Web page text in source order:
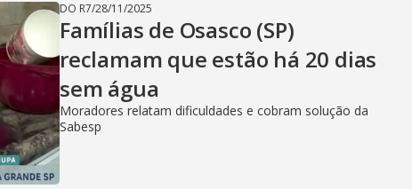
DO R7/28/11/2025
Famílias de Osasco (SP)
reclamam que estão há 20 dias
sem água
Moradores relatam dificuldades e cobram solução da
Sabesp